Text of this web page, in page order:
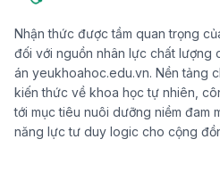
Nhận thức được tầm quan trọng
đối với nguồn nhân lực chất lượng
án yeukhoahoc.edu.vn. Nền tảng
kiến thức về khoa học tự nhiên,
tới mục tiêu nuôi dưỡng niềm đam
năng lực tư duy logic cho cộng